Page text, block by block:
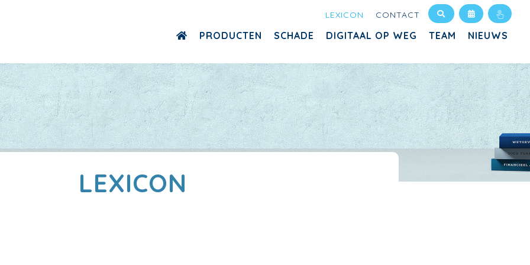
LEXICON CONTACT
PRODUCTEN SCHADE DIGITAAL OP WEG TEAM NIEUWS
LEXICON